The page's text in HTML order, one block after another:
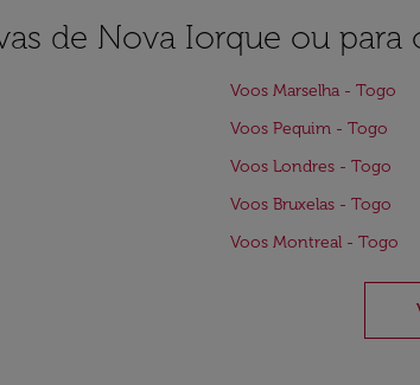
de Nova Iorque ou para
Voos Marselha - Togo
Voos Pequim - Togo
Voos Londres - Togo
Voos Bruxelas - Togo
Voos Montreal - Togo